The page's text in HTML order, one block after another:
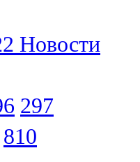
Новости
297
810